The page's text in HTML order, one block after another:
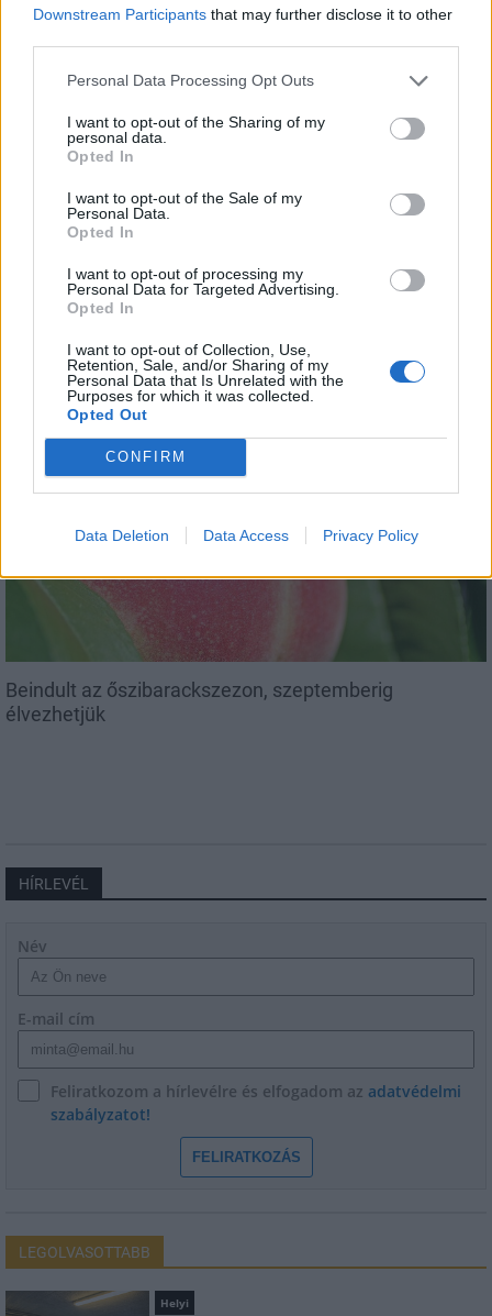
Downstream Participants that may further disclose it to other
Personal Data Processing Opt Outs
I want to opt-out of the Sharing of my
personal data.
Opted In
I want to opt-out of the Sale of my
Personal Data.
Opted In
I want to opt-out of processing my
Personal Data for Targeted Advertising.
Opted In
I want to opt-out of Collection, Use,
Retention, Sale, and/or Sharing of my
Personal Data that Is Unrelated with the
Purposes for which it was collected.
Opted Out
CONFIRM
Data Deletion Data Access Privacy Policy
Amire többmillióan vártunk: szombattól másodfokúra
csökken a riasztás
Csökkenti Józsefváros az üresen álló lakásállományát
Beindult az őszibarackszezon, szeptemberig
élvezhetjük
HÍRLEVÉL
Név
E-mail cím
Feliratkozom a hírlevélre és elfogadom az adatvédelmi
szabályzatot!
FELIRATKOZÁS
LEGOLVASOTTABB
Helyi